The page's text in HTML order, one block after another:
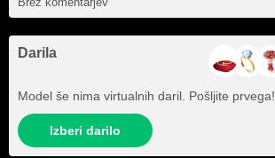
Darila
Model še nima virtualnih daril. Pošljite prvega!
Izberi darilo